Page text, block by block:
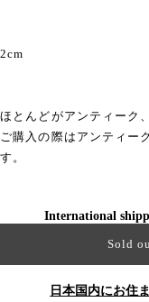
とんどがアンティーク
購入の際はアンティー
。
International
Sold
日本国内にお住